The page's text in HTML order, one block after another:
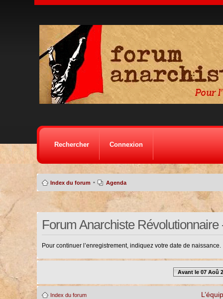
Rechercher Connexion
Index du forum • Agenda
Forum Anarchiste
Pour continuer l’enregistrement, indiquez votre date de naissance.
Avant le 07 Aoû
Index du forum